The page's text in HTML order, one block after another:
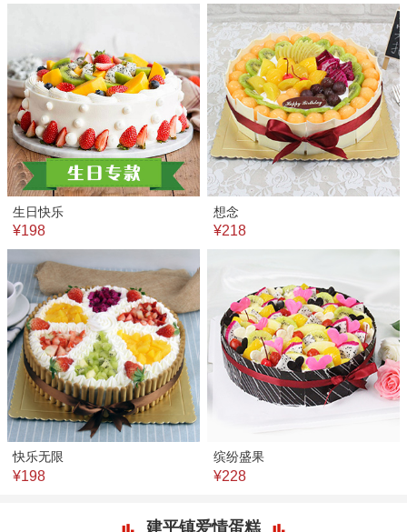
生日快乐
¥198
想念
¥218
快乐无限
¥198
缤纷盛果
¥228
建平镇爱情蛋糕